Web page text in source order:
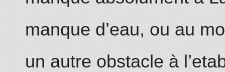
manque d’eau, ou au
un autre obstacle à